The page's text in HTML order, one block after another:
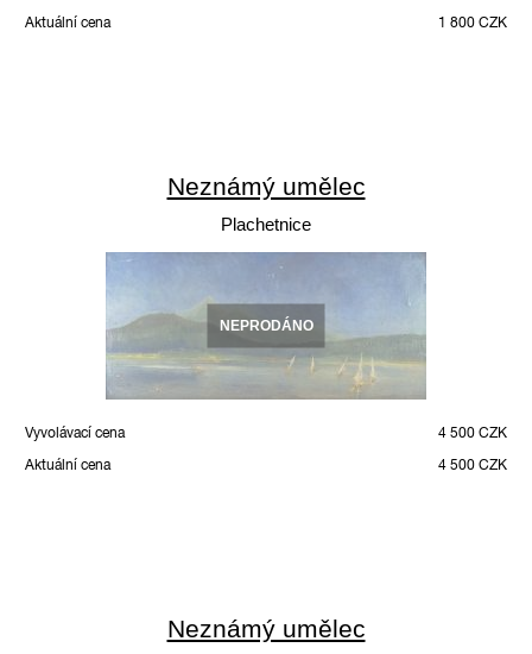
Aktuální cena
1 800 CZK
Neznámý umělec
Plachetnice
NEPRODÁNO
Vyvolávací cena
4 500 CZK
Aktuální cena
4 500 CZK
Neznámý umělec